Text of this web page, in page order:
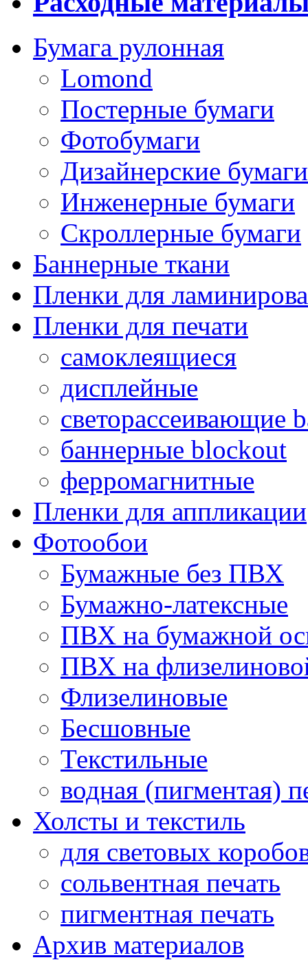
Бумага рулонная
Lomond
Постерные бумаги
Фотобумаги
Дизайнерские бумаги
Инженерные бумаги
Скроллерные бумаги
Баннерные ткани
Пленки для
Пленки для печати
самоклеящиеся
дисплейные
светорассеивающие
баннерные blockout
ферромагнитные
Пленки для аппликации
Фотообои
Бумажные без ПВХ
Бумажно-латексные
ПВХ на бумажной
ПВХ на
Флизелиновые
Бесшовные
Текстильные
водная (пигментая)
Холсты и текстиль
для световых
сольвентная печать
пигментная печать
Архив материалов